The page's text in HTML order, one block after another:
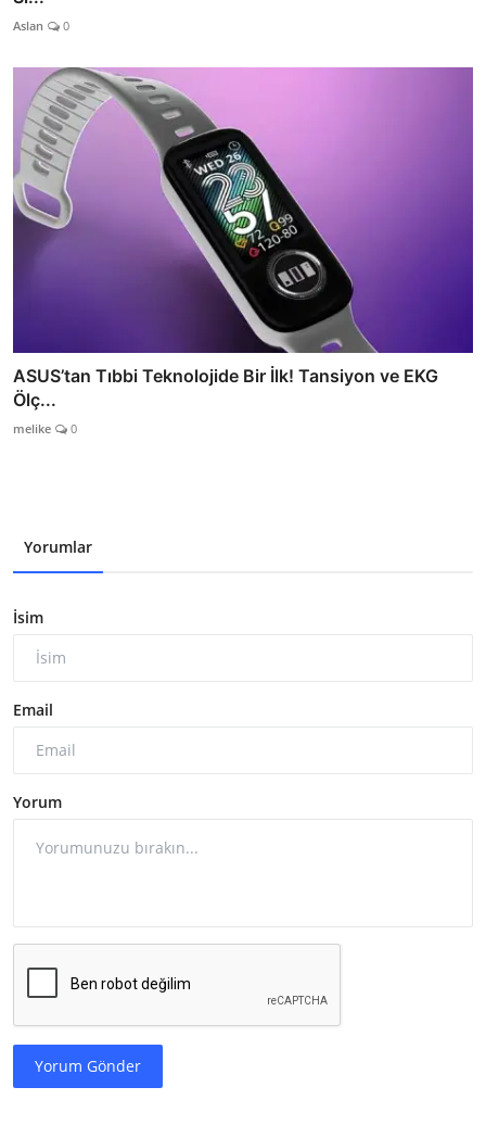
Aslan 0
ASUS’tan Tıbbi Teknolojide Bir İlk! Tansiyon ve EKG
Ölç...
melike 0
Yorumlar
İsim
Email
Yorum
Yorum Gönder